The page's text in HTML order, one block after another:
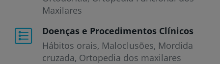
Maxilares
Doenças e Procedimentos Clínicos
Hábitos orais Maloclusões Mordida
cruzada Ortopedia dos maxilares